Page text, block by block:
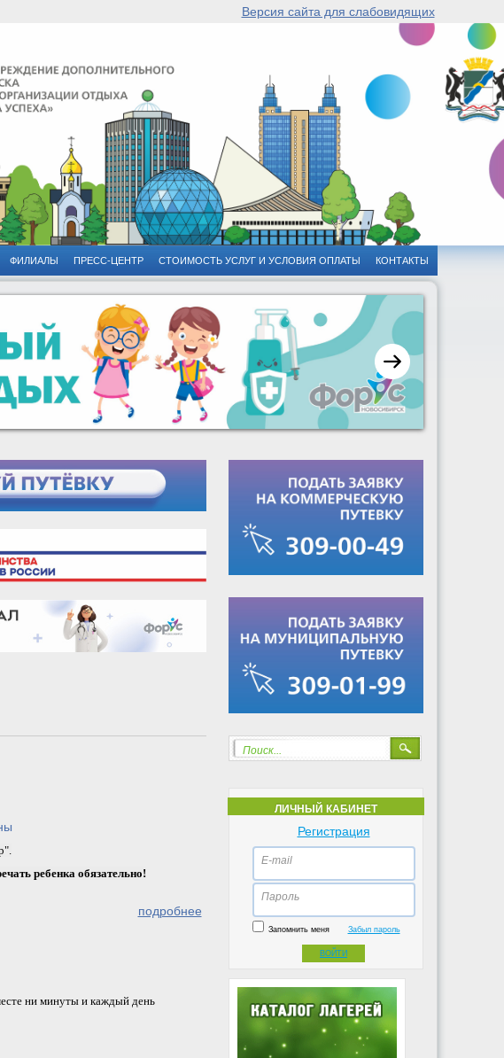
Версия сайта для слабовидящих
ФИЛИАЛЫ ПРЕСС-ЦЕНТР СТОИМОСТЬ УСЛУГ И УСЛОВИЯ ОПЛАТЫ КОНТАКТЫ
Поиск...
ЛИЧНЫЙ КАБИНЕТ
Регистрация
E-mail
Пароль
Запомнить меня Забыл пароль
ВОЙТИ
".
ребенка обязательно!
подробнее
ни минуты и каждый день